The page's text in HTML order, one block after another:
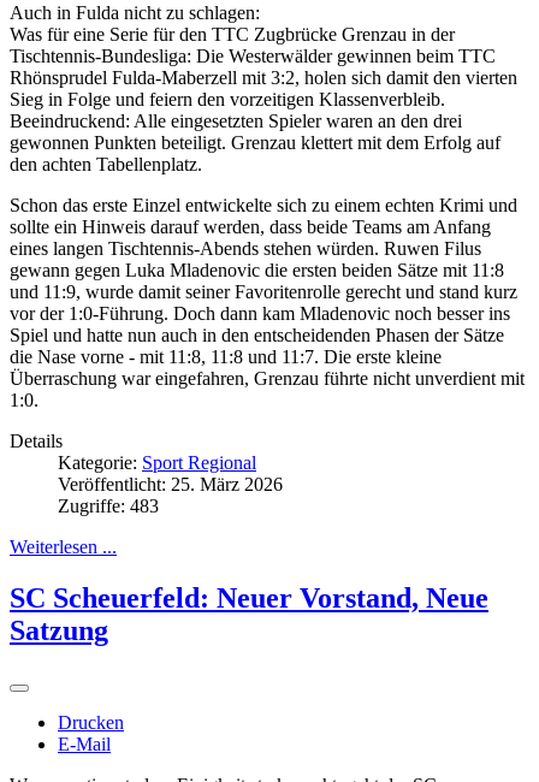
Auch in Fulda nicht zu schlagen:
Was für eine Serie für den TTC Zugbrücke Grenzau in der
Tischtennis-Bundesliga: Die Westerwälder gewinnen beim TTC
Rhönsprudel Fulda-Maberzell mit 3:2, holen sich damit den vierten
Sieg in Folge und feiern den vorzeitigen Klassenverbleib.
Beeindruckend: Alle eingesetzten Spieler waren an den drei
gewonnen Punkten beteiligt. Grenzau klettert mit dem Erfolg auf
den achten Tabellenplatz.
Schon das erste Einzel entwickelte sich zu einem echten Krimi und
sollte ein Hinweis darauf werden, dass beide Teams am Anfang
eines langen Tischtennis-Abends stehen würden. Ruwen Filus
gewann gegen Luka Mladenovic die ersten beiden Sätze mit 11:8
und 11:9, wurde damit seiner Favoritenrolle gerecht und stand kurz
vor der 1:0-Führung. Doch dann kam Mladenovic noch besser ins
Spiel und hatte nun auch in den entscheidenden Phasen der Sätze
die Nase vorne - mit 11:8, 11:8 und 11:7. Die erste kleine
Überraschung war eingefahren, Grenzau führte nicht unverdient mit
1:0.
Details
Kategorie: Sport Regional
Veröffentlicht: 25. März 2026
Zugriffe: 483
Weiterlesen ...
SC Scheuerfeld: Neuer Vorstand, Neue
Satzung
Drucken
E-Mail